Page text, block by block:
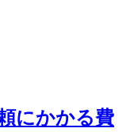
にかかる費